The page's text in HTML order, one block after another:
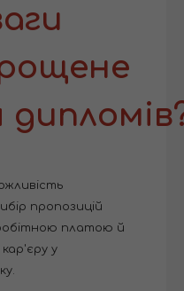
пропозицій
платою й
у